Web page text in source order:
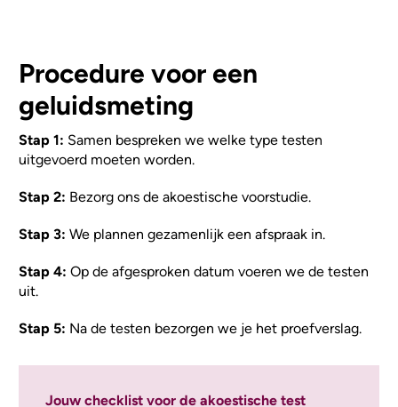
Procedure voor een
geluidsmeting
Stap 1: Samen bespreken we welke type testen
uitgevoerd moeten worden.
Stap 2: Bezorg ons de akoestische voorstudie.
Stap 3: We plannen gezamenlijk een afspraak in.
Stap 4: Op de afgesproken datum voeren we de testen
uit.
Stap 5: Na de testen bezorgen we je het proefverslag.
Jouw checklist voor de akoestische test